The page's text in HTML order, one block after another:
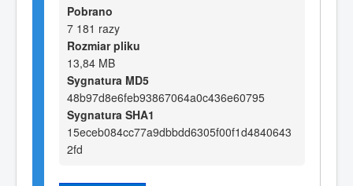
Pobrano
7 181 razy
Rozmiar pliku
13,84 MB
Sygnatura MD5
48b97d8e6feb93867064a0c436e60795
Sygnatura SHA1
15eceb084cc77a9dbbdd6305f00f1d4840643
2fd